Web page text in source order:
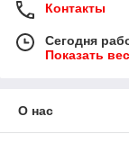
Контакты
Сегодня
Показать
О нас